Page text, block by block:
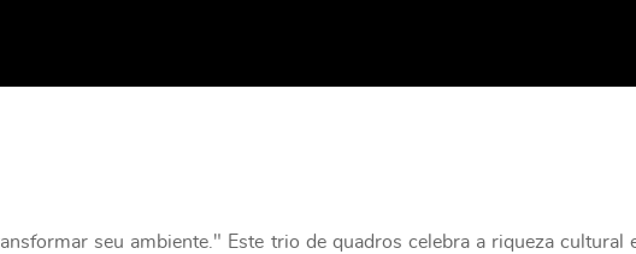
seu ambiente." Este trio de quadros celebra a riqueza cultural